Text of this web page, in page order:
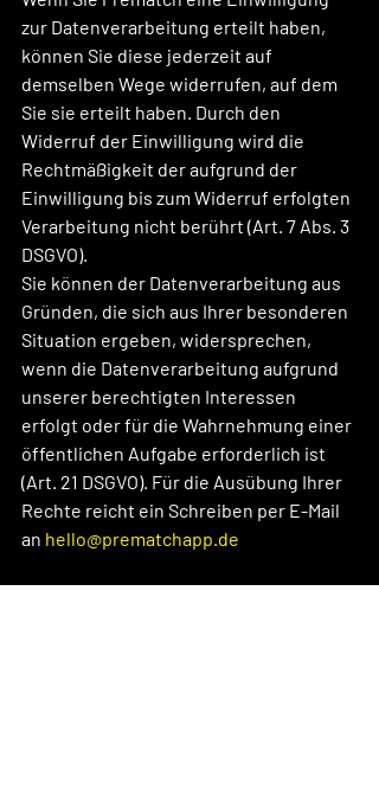
zur Datenverarbeitung erteilt haben,
können Sie diese jederzeit auf
demselben Wege widerrufen, auf dem
Sie sie erteilt haben. Durch den
Widerruf der Einwilligung wird die
Rechtmäßigkeit der aufgrund der
Einwilligung bis zum Widerruf erfolgten
Verarbeitung nicht berührt (Art. 7 Abs. 3
DSGVO).
Sie können der Datenverarbeitung aus
Gründen, die sich aus Ihrer besonderen
Situation ergeben, widersprechen,
wenn die Datenverarbeitung aufgrund
unserer berechtigten Interessen
erfolgt oder für die Wahrnehmung einer
öffentlichen Aufgabe erforderlich ist
(Art. 21 DSGVO). Für die Ausübung Ihrer
Rechte reicht ein Schreiben per E-Mail
an hello@prematchapp.de